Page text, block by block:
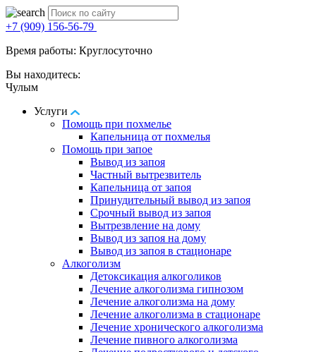
+7 (909) 156-56-79
Время работы: Круглосуточно
Вы находитесь:
Чулым
Услуги
Помощь при похмелье
Капельница от похмелья
Помощь при запое
Вывод из запоя
Частный вытрезвитель
Капельница от запоя
Принудительный вывод из запоя
Срочный вывод из запоя
Вытрезвление на дому
Вывод из запоя на дому
Вывод из запоя в стационаре
Алкоголизм
Детоксикация алкоголиков
Лечение алкоголизма гипнозом
Лечение алкоголизма на дому
Лечение алкоголизма в стационаре
Лечение хронического алкоголизма
Лечение пивного алкоголизма